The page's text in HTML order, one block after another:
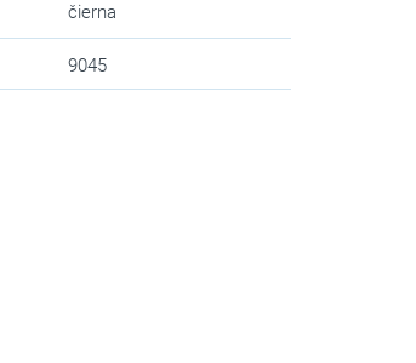
čierna
9045